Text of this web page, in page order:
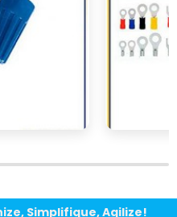
das instalações,
as normas é um
para empresas que
para seus
necessária
Simplifique, Agilize!